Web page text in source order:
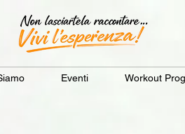
Eventi Workout